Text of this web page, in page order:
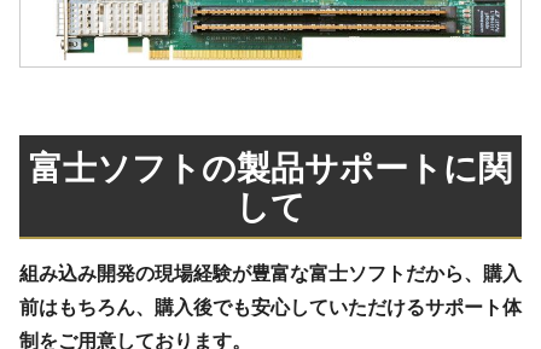
富士ソフトの製品サポートに関
して
組み込み開発の現場経験が豊富な富士ソフトだから、購入
前はもちろん、購入後でも安心していただけるサポート体
制をご用意しております。